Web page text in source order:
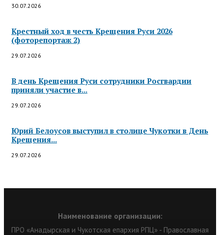
30.07.2026
Крестный ход в честь Крещения Руси 2026
(фоторепортаж 2)
29.07.2026
В день Крещения Руси сотрудники Росгвардии
приняли участие в...
29.07.2026
Юрий Белоусов выступил в столице Чукотки в День
Крещения...
29.07.2026
Наименование организации:
ПРО «Анадырская и Чукотская епархия РПЦ» - Православная